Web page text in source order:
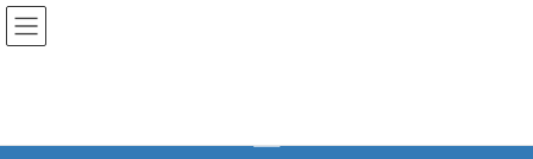
コ
ン
ナ
ビ